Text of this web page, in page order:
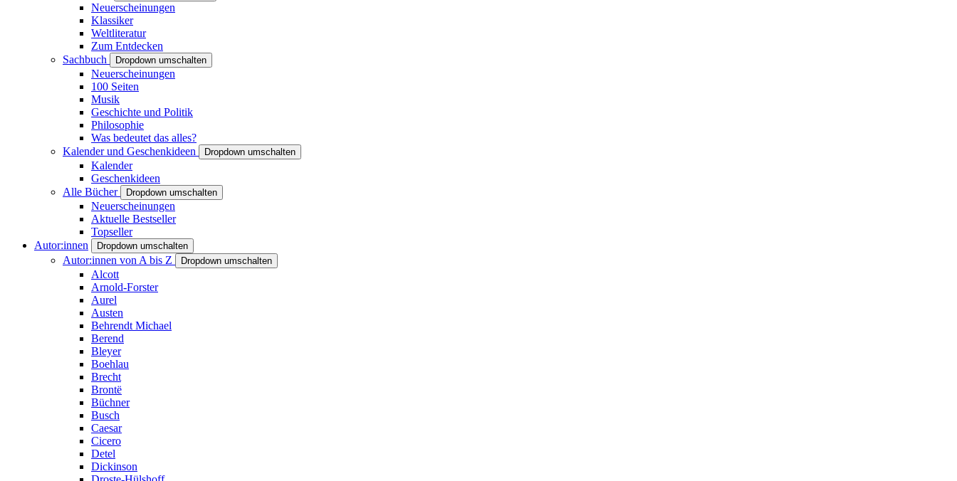
Neuerscheinungen
Klassiker
Weltliteratur
Zum Entdecken
Sachbuch
Dropdown umschalten
Neuerscheinungen
100 Seiten
Musik
Geschichte und Politik
Philosophie
Was bedeutet das alles?
Kalender und Geschenkideen
Dropdown umschalten
Kalender
Geschenkideen
Alle Bücher
Dropdown umschalten
Neuerscheinungen
Aktuelle Bestseller
Topseller
Autor:innen
Dropdown umschalten
Autor:innen von A bis Z Dropdown umschalten
Alcott
Arnold-Forster
Aurel
Austen
Behrendt Michael
Berend
Bleyer
Boehlau
Brecht
Brontë
Büchner
Busch
Caesar
Cicero
Detel
Dickinson